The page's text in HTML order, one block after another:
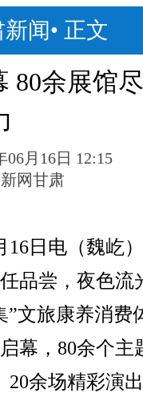
闻• 正文
80余展馆
06月16日 12:15
网甘肃
日电（魏屹
品尝，夜色流
”文旅康养消费
幕，80余个主
20余场精彩演